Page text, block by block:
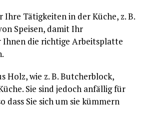
Ihre Tätigkeiten in der Küche, z. B.
Speisen, damit Ihr
die richtige Arbeitsplatte
Holz, wie z. B. Butcherblock,
Sie sind jedoch anfällig für
dass Sie sich um sie kümmern